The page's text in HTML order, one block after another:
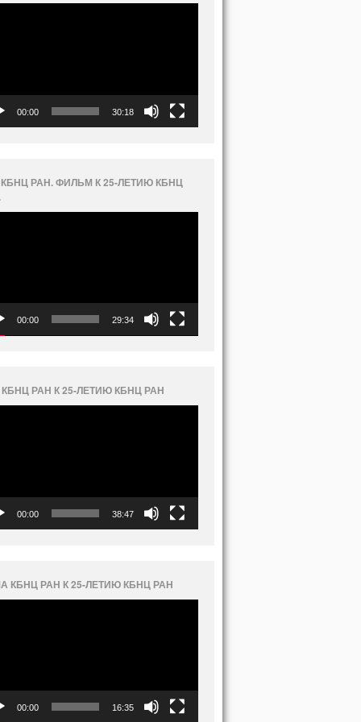
00:00 30:18
РАН. ФИЛЬМ К 25-ЛЕТИЮ КБНЦ
00:00 29:34
РАН К 25-ЛЕТИЮ КБНЦ РАН
00:00 38:47
КБНЦ РАН К 25-ЛЕТИЮ КБНЦ РАН
00:00 16:35